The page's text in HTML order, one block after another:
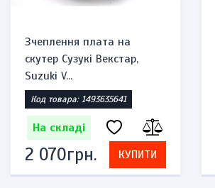
Зчеплення плата на
скутер Сузукі Векстар,
Suzuki V...
Код товара: 1493635641
На складі
2 070грн. КУПИТИ